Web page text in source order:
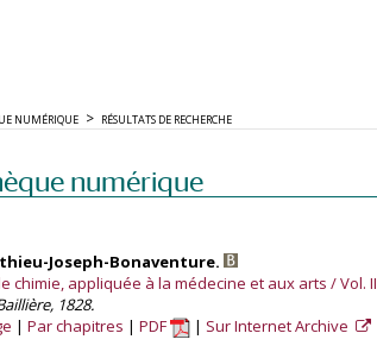
NUMÉRIQUE RÉSULTATS DE RECHERCHE
numérique
Joseph-Bonaventure.
chimie, appliquée à la médecine et aux arts / Vol. II
1828.
Par chapitres PDF Sur Internet Archive